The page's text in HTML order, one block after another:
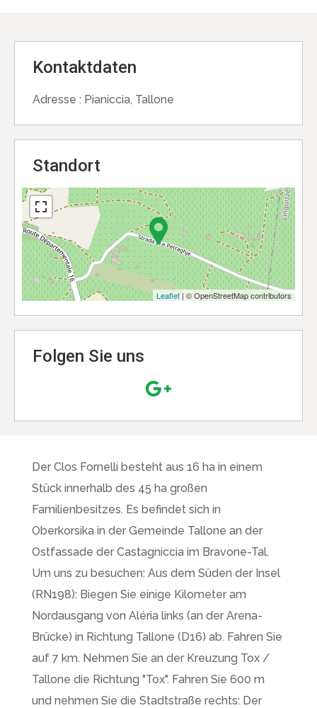
Kontaktdaten
Adresse : Pianiccia, Tallone
Standort
Leaflet | © OpenStreetMap contributors
Folgen Sie uns
Der Clos Fornelli besteht aus 16 ha in einem
Stück innerhalb des 45 ha großen
Familienbesitzes. Es befindet sich in
Oberkorsika in der Gemeinde Tallone an der
Ostfassade der Castagniccia im Bravone-Tal.
Um uns zu besuchen: Aus dem Süden der Insel
(RN198): Biegen Sie einige Kilometer am
Nordausgang von Aléria links (an der Arena-
Brücke) in Richtung Tallone (D16) ab. Fahren Sie
auf 7 km. Nehmen Sie an der Kreuzung Tox /
Tallone die Richtung "Tox". Fahren Sie 600 m
und nehmen Sie die Stadtstraße rechts: Der